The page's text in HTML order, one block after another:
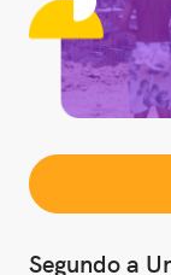
Segundo a